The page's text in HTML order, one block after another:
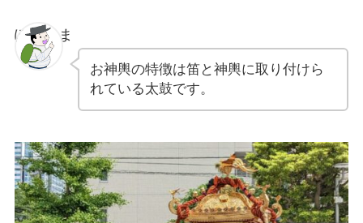
ぽちゃま
お神輿の特徴は笛と神輿に取り付けら
れている太鼓です。